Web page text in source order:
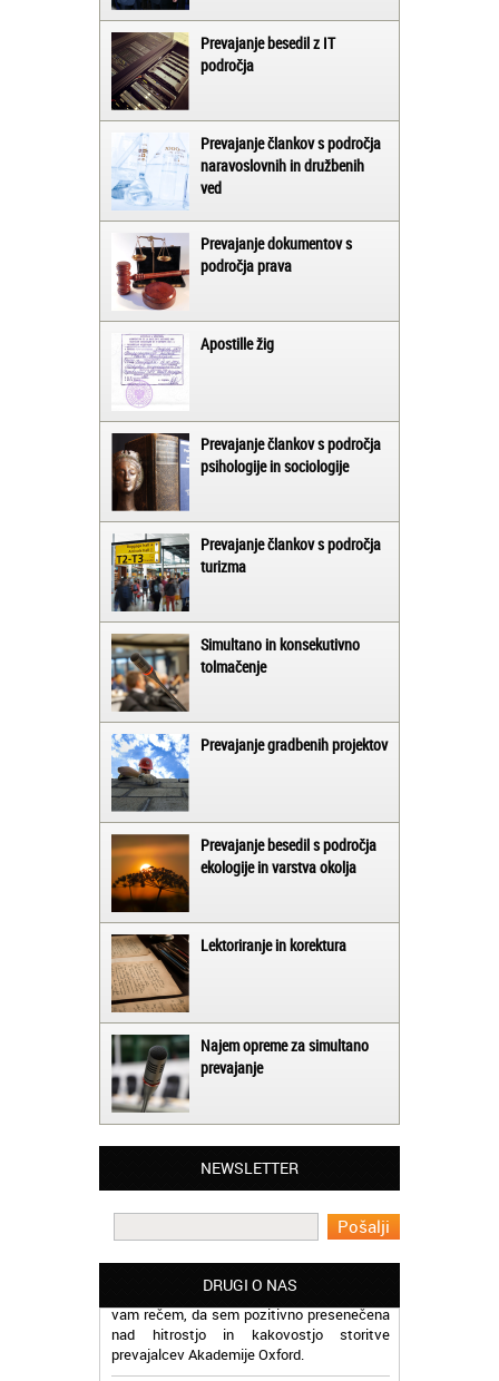
Prevajanje besedil z IT
področja
Prevajanje člankov s področja
naravoslovnih in družbenih
ved
Prevajanje dokumentov s
področja prava
Apostille žig
Prevajanje člankov s področja
psihologije in sociologije
Prevajanje člankov s področja
turizma
Simultano in konsekutivno
tolmačenje
Prevajanje gradbenih projektov
Prevajanje besedil s področja
ekologije in varstva okolja
Lektoriranje in korektura
Najem opreme za simultano
prevajanje
NEWSLETTER
DRUGI O NAS
Matjaž iz Ajdovščine:
Lahko pohvalim vse zaposlene v Akademiji
Oxford, ker so resnično profesionalni in
prevajalske storitve opravljajo hitro in
Martina iz Bleda:
Potrebovala sem prevajanje iz
vam rečem, da sem pozitivno presenečena
nad hitrostjo in kakovostjo storitve
prevajalcev Akademije Oxford.
Jaka iz Bovca: